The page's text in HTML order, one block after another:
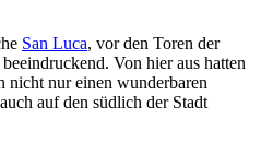
San Luca, vor den Toren der
Von hier aus hatten
nicht nur einen wunderbaren
auf den südlich der Stadt